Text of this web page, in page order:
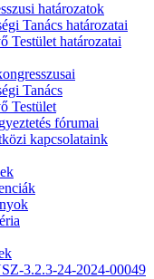
határozatok
Tanács határozatai
Testület határozatai
Tanács
Testület
fórumai
kapcsolataink
3.2.3-24-2024-00049